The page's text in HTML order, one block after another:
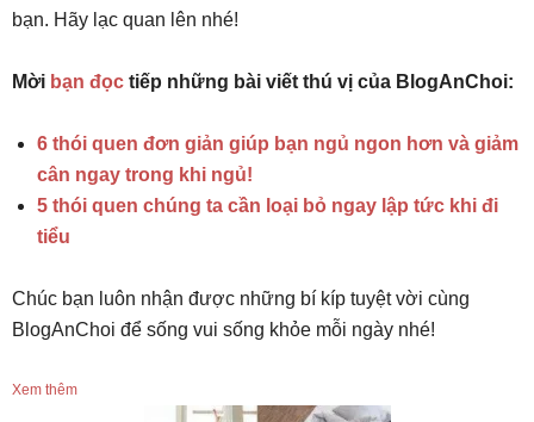
bạn. Hãy lạc quan lên nhé!
Mời bạn đọc tiếp những bài viết thú vị của BlogAnChoi:
6 thói quen đơn giản giúp bạn ngủ ngon hơn và giảm
cân ngay trong khi ngủ!
5 thói quen chúng ta cần loại bỏ ngay lập tức khi đi
tiểu
Chúc bạn luôn nhận được những bí kíp tuyệt vời cùng
BlogAnChoi để sống vui sống khỏe mỗi ngày nhé!
Xem thêm